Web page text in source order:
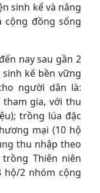
sinh kế và nâng
cộng đồng sống
nay sau gần 2
kế bền vững
người dân là:
gia, với thu
trồng lúa đặc
mại (10 hộ
thu nhập theo
Thiên niên
2 nhóm cộng